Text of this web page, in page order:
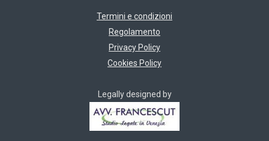
Termini e condizioni
Regolamento
Privacy Policy
Cookies Policy
Legally designed by